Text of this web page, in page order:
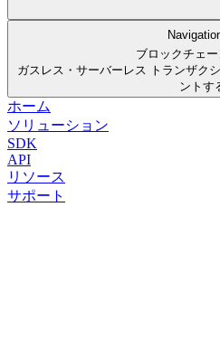
ブロックチェ
ガスレス・サーバーレス トランザク
ントす
ホーム
ソリューション
SDK
API
リソース
サポート